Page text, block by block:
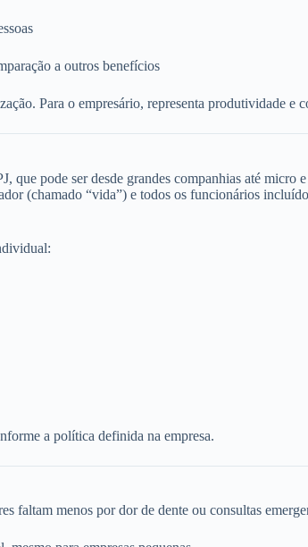
a outros benefícios
Para o empresário, representa produtividade e
que pode ser desde grandes companhias até micro
(chamado “vida”) e todos os funcionários
a política definida na empresa.
faltam menos por dor de dente ou consultas